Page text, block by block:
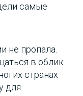
самые
не пропала.
в облик
странах
для